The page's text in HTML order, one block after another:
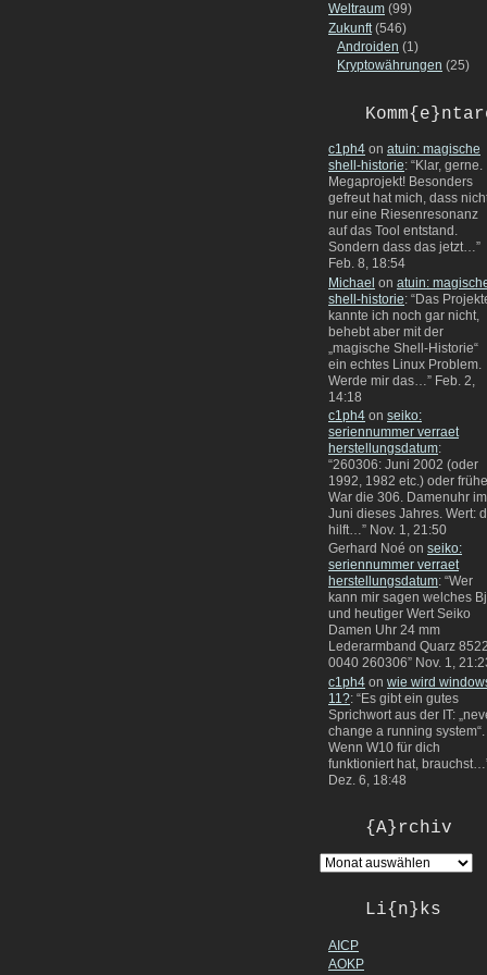
Weltraum (99)
Zukunft (546)
Androiden (1)
Kryptowährungen (25)
c1ph4 on atuin: magische
shell-historie: “Klar, gerne.
Megaprojekt! Besonders
gefreut hat mich, dass
nur eine Riesenresonanz
auf das Tool entstand.
Sondern dass das jetzt…”
Feb. 8, 18:54
Michael on atuin:
shell-historie: “Das
kannte ich noch gar nicht,
behebt aber mit der
„magische Shell-Historie“
ein echtes Linux Problem.
Werde mir das… ” Feb. 2,
14:18
c1ph4 on seiko:
seriennummer verraet
herstellungsdatum:
“260306: Juni 2002 (oder
1992, 1982 etc.) oder
War die 306. Damenuhr im
Juni dieses Jahres. Wert:
hilft…” Nov. 1, 21:50
Gerhard Noé on seiko:
seriennummer verraet
herstellungsdatum: “Wer
kann mir sagen welches
und heutiger Wert Seiko
Damen Uhr 24 mm
Lederarmband Quarz
0040 260306” Nov. 1,
c1ph4 on wie wird
11?: “Es gibt ein gutes
Sprichwort aus der IT:
change a running system“.
Wenn W10 für dich
funktioniert hat, brauchst…
Dez. 6, 18:48
{A}rchiv
Li{n}ks
AICP
AOKP